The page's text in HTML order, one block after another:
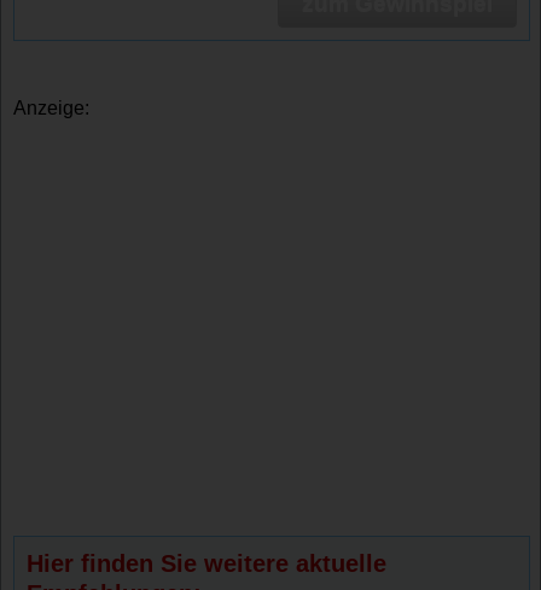
Anzeige:
Hier finden Sie weitere aktuelle